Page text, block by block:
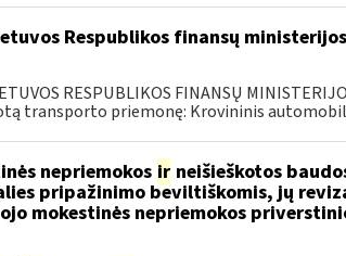
Respublikos finansų
RESPUBLIKOS FINANSŲ
transporto priemonę: Krovininis
nepriemokos irneišieškotos
pripažinimo beviltiškomis, jų
mokestinės nepriemokos